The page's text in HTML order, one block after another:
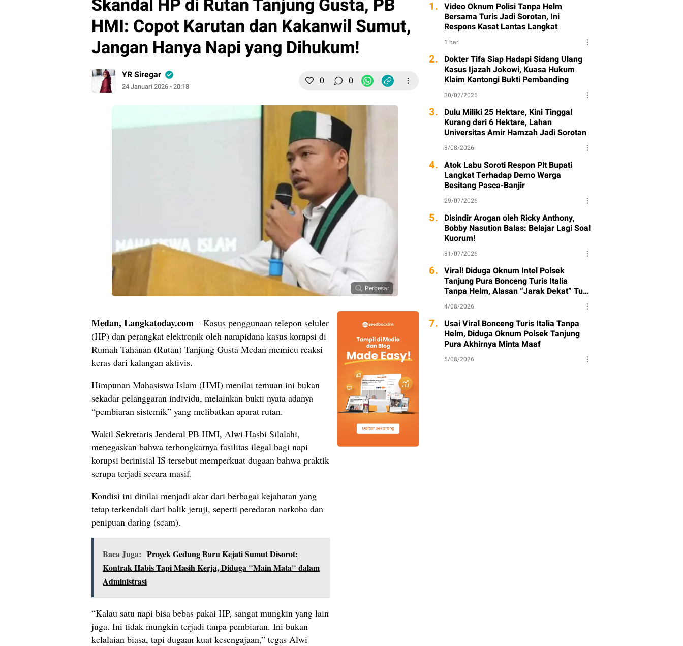
Skandal HP di Rutan Tanjung Gusta, PB
HMI: Copot Karutan dan Kakanwil Sumut,
Jangan Hanya Napi yang Dihukum!
YR Siregar
24 Januari 2026 - 20:18 0 0
Perbesar
Medan, Langkatoday.com – Kasus penggunaan telepon seluler
(HP) dan perangkat elektronik oleh narapidana kasus korupsi di
Rumah Tahanan (Rutan) Tanjung Gusta Medan memicu reaksi
keras dari kalangan aktivis.
Himpunan Mahasiswa Islam (HMI) menilai temuan ini bukan
sekadar pelanggaran individu, melainkan bukti nyata adanya
“pembiaran sistemik” yang melibatkan aparat rutan.
Wakil Sekretaris Jenderal PB HMI, Alwi Hasbi Silalahi,
menegaskan bahwa terbongkarnya fasilitas ilegal bagi napi
korupsi berinisial IS tersebut memperkuat dugaan bahwa praktik
serupa terjadi secara masif.
Kondisi ini dinilai menjadi akar dari berbagai kejahatan yang
tetap terkendali dari balik jeruji, seperti peredaran narkoba dan
penipuan daring (scam).
Baca Juga: Proyek Gedung Baru Kejati Sumut Disorot:
Kontrak Habis Tapi Masih Kerja, Diduga "Main Mata" dalam
Administrasi
“Kalau satu napi bisa bebas pakai HP, sangat mungkin yang lain
juga. Ini tidak mungkin terjadi tanpa pembiaran. Ini bukan
kelalaian biasa, tapi dugaan kuat kesengajaan,” tegas Alwi
1. Video Oknum Polisi Tanpa Helm
Bersama Turis Jadi Sorotan, Ini
Respons Kasat Lantas Langkat
1 hari
2. Dokter Tifa Siap Hadapi Sidang Ulang
Kasus Ijazah Jokowi, Kuasa Hukum
Klaim Kantongi Bukti Pembanding
30/07/2026
3. Dulu Miliki 25 Hektare, Kini Tinggal
Kurang dari 6 Hektare, Lahan
Universitas Amir Hamzah Jadi Sorotan
3/08/2026
4. Atok Labu Soroti Respon Plt Bupati
Langkat Terhadap Demo Warga
Besitang Pasca-Banjir
29/07/2026
5. Disindir Arogan oleh Ricky Anthony,
Bobby Nasution Balas: Belajar Lagi Soal
Kuorum!
31/07/2026
6. Viral! Diduga Oknum Intel Polsek
Tanjung Pura Bonceng Turis Italia
Tanpa Helm, Alasan “Jarak Dekat” Tuai
Sorotan
4/08/2026
7. Usai Viral Bonceng Turis Italia Tanpa
Helm, Diduga Oknum Polsek Tanjung
Pura Akhirnya Minta Maaf
5/08/2026